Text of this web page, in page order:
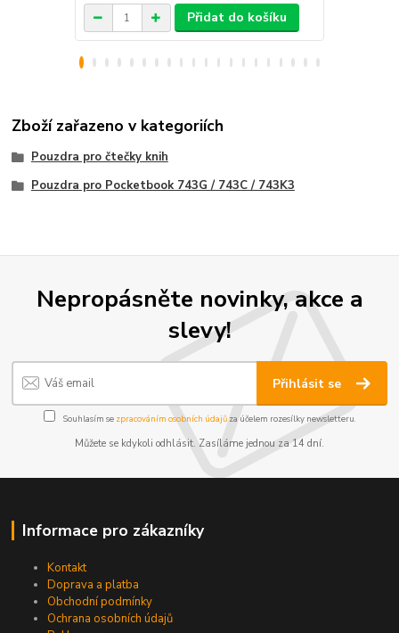
Přidat do košíku
Zboží zařazeno v kategoriích
Pouzdra pro čtečky knih
Pouzdra pro Pocketbook 743G / 743C / 743K3
Nepropásněte novinky, akce a
slevy!
Přihlásit se
Souhlasím se zpracováním osobních údajůza účelem rozesílky newsletteru.
Můžete se kdykoli odhlásit. Zasíláme jednou za 14 dní.
Informace pro zákazníky
Kontakt
Doprava a platba
Obchodní podmínky
Ochrana osobních údajů